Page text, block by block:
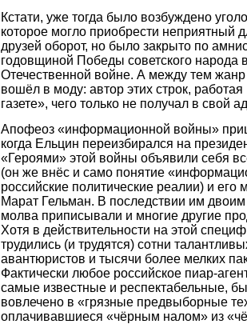
Кстати, уже тогда было возбуждено
которое могло приобрести неприятный
друзей оборот, но было закрыто по
годовщиной Победы советского народа
Отечественной войне. А между тем
вошёл в моду: автор этих строк,
газете», чего только не получал в свой
Апофеоз «информационной войны»
когда Ельцин переизбирался на
«Героями» этой войны объявили себя
(он же внёс и само понятие
российские политические реалии) и
Марат Гельман. В последствии им
молва приписывали и многие другие
Хотя в действительности на этой
трудились (и трудятся) сотни
авантюристов и тысячи более мелких
Фактически любое российское пиар-
самые известные и респектабельные,
вовлечено в «грязные предвыборные
оплачивавшиеся «чёрным налом» из